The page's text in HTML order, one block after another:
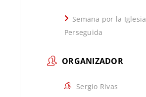
Semana por la Iglesia
Perseguida
ORGANIZADOR
Sergio Rivas